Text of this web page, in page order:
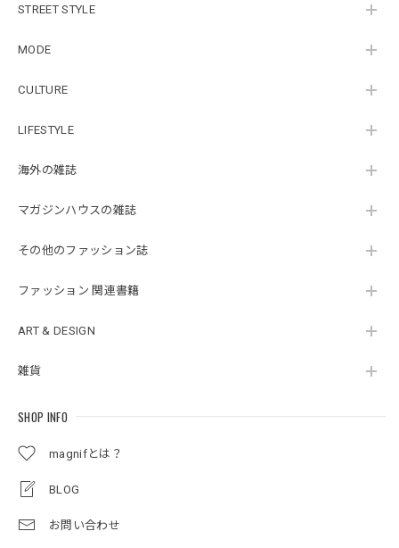
STREET STYLE
MODE
CULTURE
LIFESTYLE
海外の雑誌
マガジンハウスの雑誌
その他のファッション誌
ファッション 関連書籍
ART & DESIGN
雑貨
SHOP INFO
magnifとは？
BLOG
お問い合わせ